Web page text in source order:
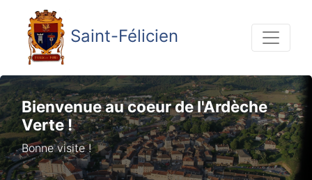
Saint-Félicien
Bienvenue au coeur de l'Ardèche
Verte !
Bonne visite !